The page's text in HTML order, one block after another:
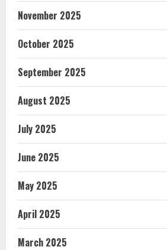
November 2025
October 2025
September 2025
August 2025
July 2025
June 2025
May 2025
April 2025
March 2025